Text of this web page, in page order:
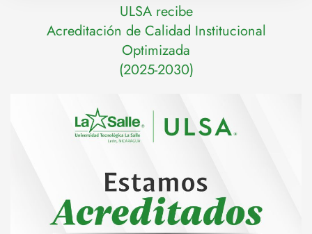
ULSA recibe
Acreditación de Calidad Institucional
Optimizada
(2025-2030)